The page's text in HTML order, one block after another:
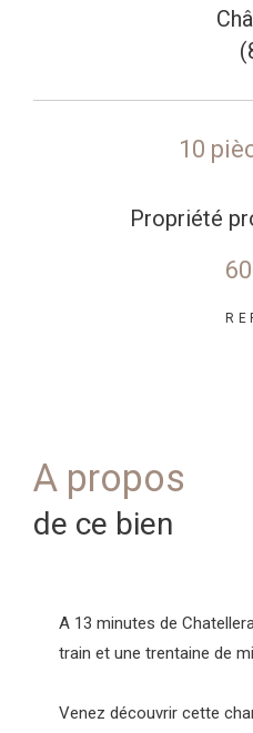
10
Propriété
a propos
de ce bien
A 13 minutes de
train et une trentaine de
Venez découvrir cette